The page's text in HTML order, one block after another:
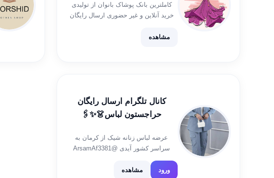
کاملترین بانک پوشاک بانوان از تولیدی
خرید آنلاین و غیر حضوری ارسال رایگان
فروش به صورت عمده و تک بخشی
مشاهده
کانال تلگرام ارسال رایگان
حراجستون لباس👗✨🖇
عرضه لباس زنانه شیک از کرمان به
سراسر کشور آیدی @ArsamAf3381
کانال کد رهگیری
ورود مشاهده